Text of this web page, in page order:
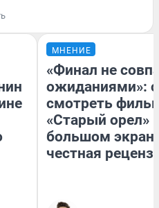
МНЕНИЕ
«Финал не
ожиданиями»:
смотреть
«Старый орел»
большом
честная